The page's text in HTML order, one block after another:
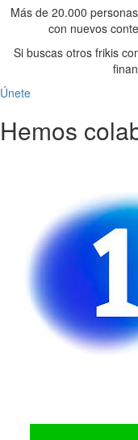
Más de 20.000
con nuevos
Si buscas otros frikis
Únete
Hemos